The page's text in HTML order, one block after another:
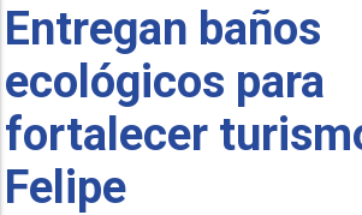
Entregan baños
ecológicos para
fortalecer
Felipe